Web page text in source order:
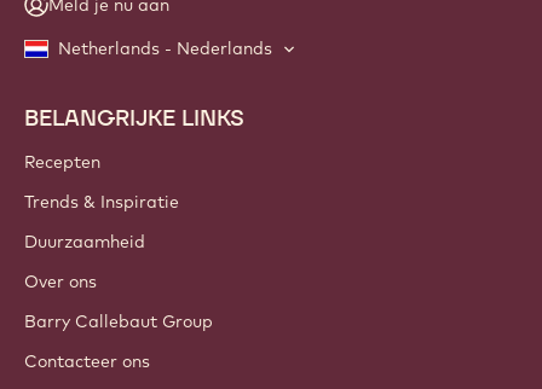
Meld je nu aan
Netherlands - Nederlands
Footer
Callebaut
BELANGRIJKE LINKS
Recepten
Trends & Inspiratie
Duurzaamheid
Over ons
Barry Callebaut Group
Contacteer ons